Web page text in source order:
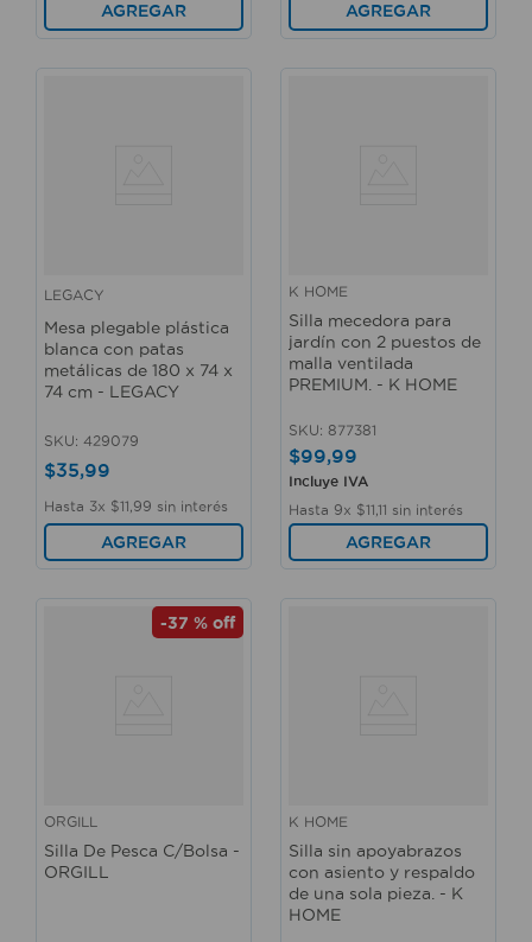
AGREGAR AGREGAR
LEGACY
Mesa plegable plástica
blanca con patas
metálicas de 180 x 74 x
74 cm - LEGACY
SKU: 429079
$35,99
Hasta 3x $11 99 sin interés
AGREGAR
K HOME
Silla mecedora para
jardín con 2 puestos de
malla ventilada
PREMIUM. - K HOME
SKU: 877381
$99,99
Incluye IVA
Hasta 9x $11 11 sin interés
AGREGAR
-37 % off
ORGILL
Silla De Pesca C/Bolsa -
ORGILL
K HOME
Silla sin apoyabrazos
con asiento y respaldo
de una sola pieza. - K
HOME